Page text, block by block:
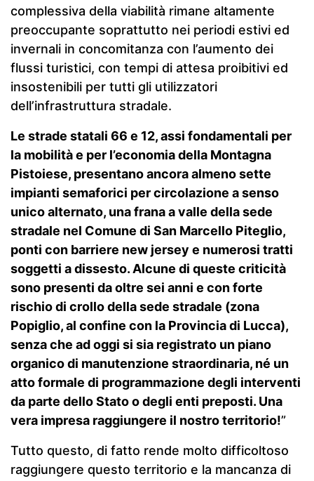
complessiva della viabilità rimane altamente
preoccupante soprattutto nei periodi estivi ed
invernali in concomitanza con l’aumento dei
flussi turistici, con tempi di attesa proibitivi ed
insostenibili per tutti gli utilizzatori
dell’infrastruttura stradale.
Le strade statali 66 e 12, assi fondamentali per
la mobilità e per l’economia della Montagna
Pistoiese, presentano ancora almeno sette
impianti semaforici per circolazione a senso
unico alternato, una frana a valle della sede
stradale nel Comune di San Marcello Piteglio,
ponti con barriere new jersey e numerosi tratti
soggetti a dissesto. Alcune di queste criticità
sono presenti da oltre sei anni e con forte
rischio di crollo della sede stradale (zona
Popiglio, al confine con la Provincia di Lucca),
senza che ad oggi si sia registrato un piano
organico di manutenzione straordinaria, né un
atto formale di programmazione degli interventi
da parte dello Stato odegli enti preposti. Una
vera impresa raggiungere il nostro territorio!”
Tutto questo, di fatto rende molto difficoltoso
raggiungere questo territorio e la mancanza di